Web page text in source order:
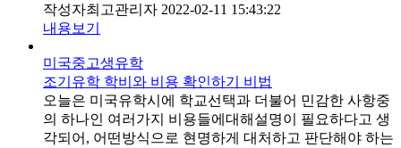
작성자최고관리자 2022-02-11 15:43:22
내용보기
미국중고생유학
조기유학 학비와 비용 확인하기 비법
오늘은 미국유학시에 학교선택과 더불어 민감한 사항중
의 하나인 여러가지 비용들에대해설명이 필요하다고 생
각되어, 어떤방식으로 현명하게 대처하고 판단해야 하는